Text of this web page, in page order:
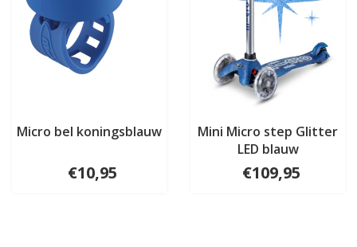
Micro bel koningsblauw
€10,95
Mini Micro step Glitter
LED blauw
€109,95